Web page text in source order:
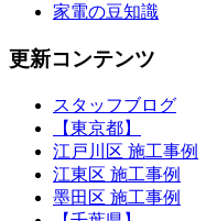
家電の豆知識
更新コンテンツ
スタッフブログ
【東京都】
江戸川区 施工事例
江東区 施工事例
墨田区 施工事例